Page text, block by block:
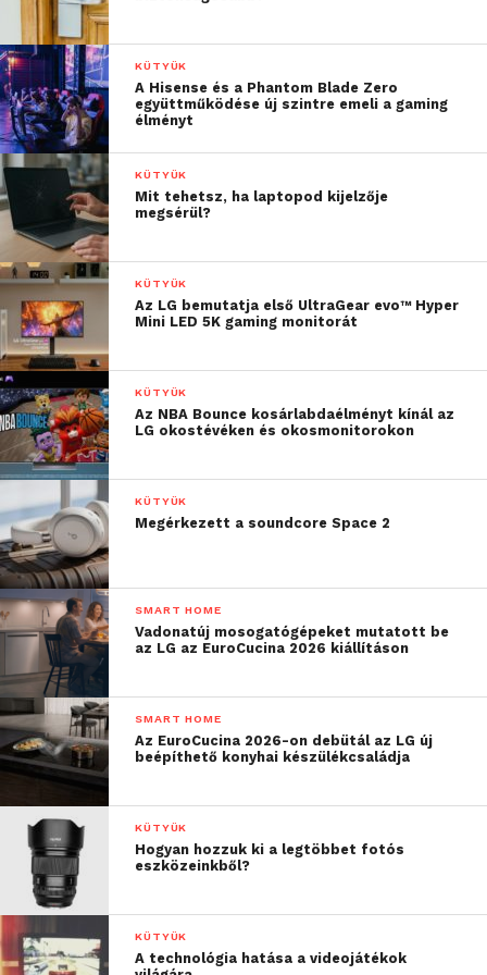
kapcsolatban néhány gyakorlati tanácsot is
megosztott.
Nem mindegy, ki végzi a karbantartást
„A karbantartásokat nem
kötelező a beszerelő
céggel végeztetni,
bármilyen szakember
végezheti, aki
rendelkezik NKVH
(Nemzeti Klímavédelmi
Hatóság) regisztrációval,
ez nem jár
garanciavesztéssel.
Ennek ellenére azt
szoktuk javasolni, hogy
amennyiben ennek
nincsen valamilyen
akadálya, a telepítő
vállalkozást keressék fel
a karbantartás
elvégzésére, hiszen a
minden esetben ennél a
vállalkozásnál marad. A
karbantartásokat írassuk
be a garanciafüzetbe,
KÜTYÜK
A Hisense és a Phantom Blade Zero
együttműködése új szintre emeli a gaming
élményt
KÜTYÜK
Mit tehetsz, ha laptopod kijelzője
megsérül?
KÜTYÜK
Az LG bemutatja első UltraGear evo™ Hyper
Mini LED 5K gaming monitorát
KÜTYÜK
Az NBA Bounce kosárlabdaélményt kínál az
LG okostévéken és okosmonitorokon
KÜTYÜK
Megérkezett a soundcore Space 2
SMART HOME
Vadonatúj mosogatógépeket mutatott be
az LG az EuroCucina 2026 kiállításon
SMART HOME
Az EuroCucina 2026-on debütál az LG új
beépíthető konyhai készülékcsaládja
KÜTYÜK
Hogyan hozzuk ki a legtöbbet fotós
eszközeinkből?
KÜTYÜK
A technológia hatása a videojátékok